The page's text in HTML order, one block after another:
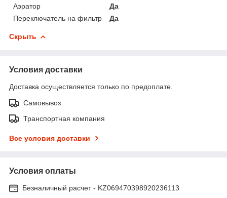
Аэратор
Да
Переключатель на фильтр
Да
Скрыть
Условия доставки
Доставка осуществляется только по предоплате.
Самовывоз
Транспортная компания
Все условия доставки
Условия оплаты
Безналичный расчет - KZ069470398920236113